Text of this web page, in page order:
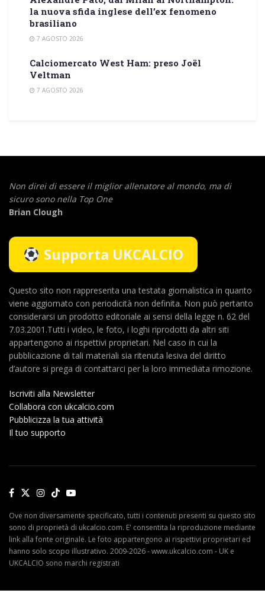
la nuova sfida inglese dell’ex fenomeno
brasiliano
7 AGOSTO 2026
Calciomercato West Ham: preso Joël
Veltman
7 AGOSTO 2026
Non direi di essere il miglior allenatore al mondo, ma di
sicuro sono nella Top One
Brian Clough
Supporta UKCALCIO
Questo sito non rappresenta una testata giornalistica in quanto
viene aggiornato con periodicità non definita. Non può pertanto
considerarsi un prodotto editoriale ai sensi della legge n. 62 del
7.03.2001.Tutti i video, le foto, i loghi riprodotti da altri siti
appartengono ai rispettivi proprietari. Nel caso in cui la
pubblicazione di tali materiali sia ritenuta lesiva del diritto
d’autore si prega di contattarci per la loro immediata rimozione.
Iscriviti alla Newsletter
Collabora con ukcalcio.com
Pubblicizza la tua attività
Il tuo supporto
Ove non diversamente specificato, tutti i contenuti presenti su questo sito
sono di proprietà di ukcalcio.com. E' consentita la riproduzione mediante
link alla fonte originale. Le foto appartengono ai rispettivi proprietari ed
hanno solo scopo illustrativo. 2009-2026 - www.ukcalcio.com - UK e
UKCALCIO sono marchi registrati